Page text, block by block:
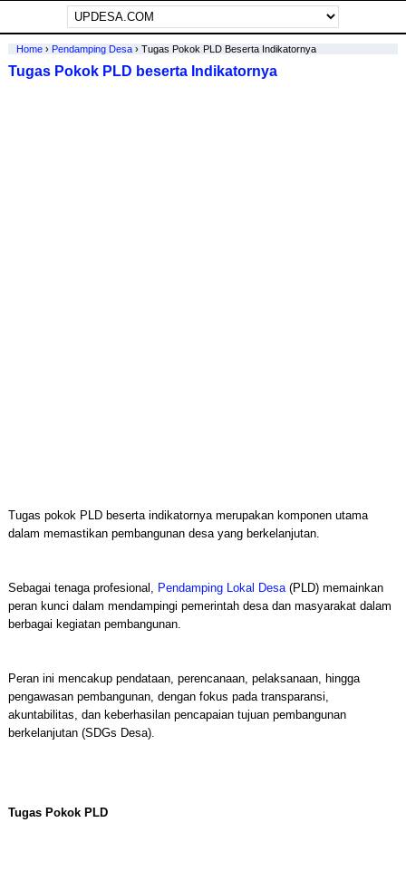
Home› Pendamping Desa› Tugas Pokok PLD Beserta Indikatornya
Tugas Pokok PLD beserta Indikatornya
Tugas pokok PLD beserta indikatornya merupakan komponen utama
dalam memastikan pembangunan desa yang berkelanjutan.
Sebagai tenaga profesional, Pendamping Lokal Desa(PLD) memainkan
peran kunci dalam mendampingi pemerintah desa dan masyarakat dalam
berbagai kegiatan pembangunan.
Peran ini mencakup pendataan, perencanaan, pelaksanaan, hingga
pengawasan pembangunan, dengan fokus pada transparansi,
akuntabilitas, dan keberhasilan pencapaian tujuan pembangunan
berkelanjutan (SDGs Desa).
Tugas Pokok PLD